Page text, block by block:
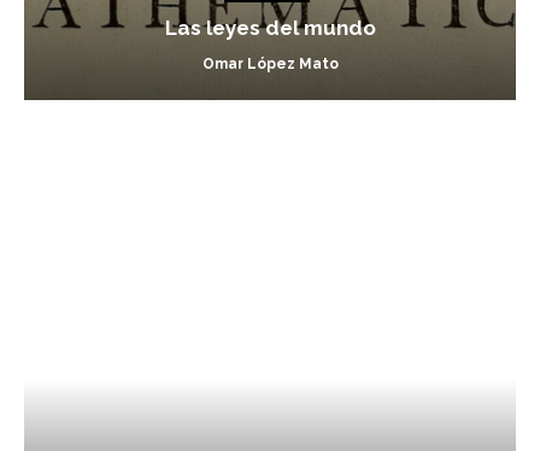
Las leyes del mundo
Omar López Mato